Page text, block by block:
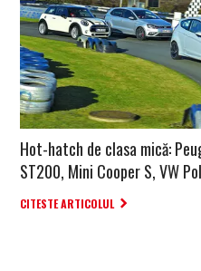
Hot-hatch de clasa mică:
ST200, Mini Cooper S, VW
CITESTE ARTICOLUL